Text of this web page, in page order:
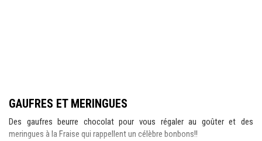
GAUFRES ET MERINGUES
Des gaufres beurre chocolat pour vous régaler au goûter et des
meringues à la Fraise qui rappellent un célèbre bonbons!!